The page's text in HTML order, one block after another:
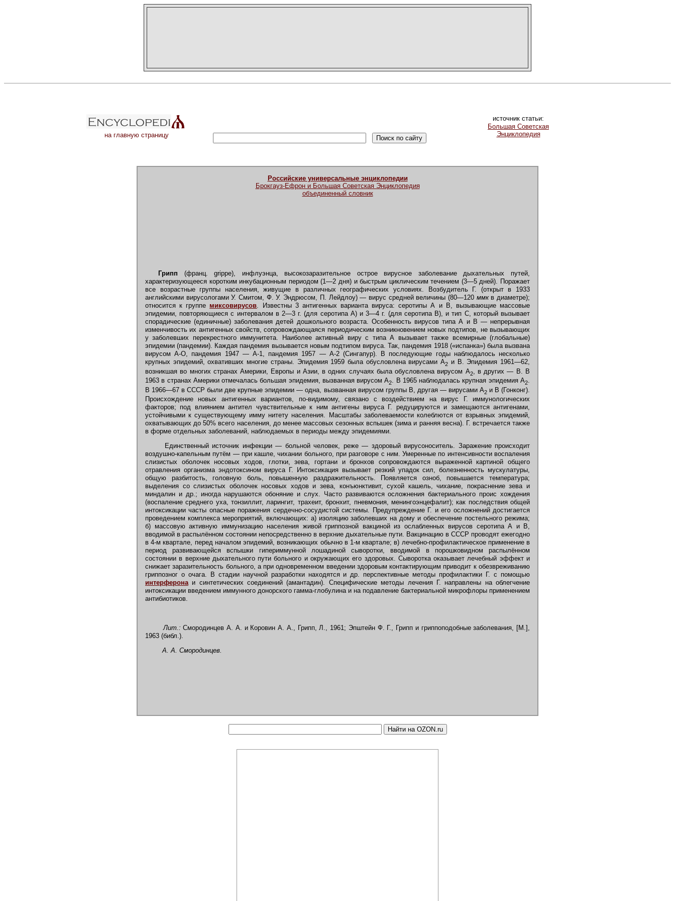
на главную страницу
источник статьи:
Большая Советская
Энциклопедия
Российские универсальные энциклопедии
Брокгауз-Ефрон и Большая Советская Энциклопедия
объединенный словник
Грипп (франц. grippe), инфлуэнца, высокозаразительное острое вирусное заболевание дыхательных путей,
характеризующееся коротким инкубационным периодом (1—2 дня) и быстрым циклическим течением (3—5 дней). Поражает
все возрастные группы населения, живущие в различных географических условиях. Возбудитель Г. (открыт в 1933
английскими вирусологами У. Смитом, Ф. У. Эндрюсом, П. Лейдлоу) — вирус средней величины (80—120 ммкв диаметре);
относится к группе миксовирусов. Известны 3 антигенных варианта вируса: серотипы А и В, вызывающие массовые
эпидемии, повторяющиеся с интервалом в 2—3 г. (для серотипа А) и 3—4 г. (для серотипа В), и тип С, который вызывает
спорадические (единичные) заболевания детей дошкольного возраста. Особенность вирусов типа А и В — непрерывная
изменчивость их антигенных свойств, сопровождающаяся периодическим возникновением новых подтипов, не вызывающих
у заболевших перекрестного иммунитета. Наиболее активный виру с типа А вызывает также всемирные (глобальные)
эпидемии (пандемии). Каждая пандемия вызывается новым подтипом вируса. Так, пандемия 1918 («испанка») была вызвана
вирусом А-О, пандемия 1947 — А-1, пандемия 1957 — А-2 (Сингапур). В последующие годы наблюдалось несколько
крупных эпидемий, охвативших многие страны. Эпидемия 1959 была обусловлена вирусами A2 и В. Эпидемия 1961—62,
возникшая во многих странах Америки, Европы и Азии, в одних случаях была обусловлена вирусом A2, в других — В. В
1963 в странах Америки отмечалась большая эпидемия, вызванная вирусом A2. В 1965 наблюдалась крупная эпидемия A2.
В 1966—67 в СССР были две крупные эпидемии — одна, вызванная вирусом группы В, другая — вирусами A2и В (Гонконг).
Происхождение новых антигенных вариантов, по-видимому, связано с воздействием на вирус Г. иммунологических
факторов; под влиянием антител чувствительные к ним антигены вируса Г. редуцируются и замещаются антигенами,
устойчивыми к существующему имму нитету населения. Масштабы заболеваемости колеблются от взрывных эпидемий,
охватывающих до 50% всего населения, до менее массовых сезонных вспышек (зима и ранняя весна). Г. встречается также
в форме отдельных заболеваний, наблюдаемых в периоды между эпидемиями.
Единственный источник инфекции — больной человек, реже — здоровый вирусоноситель. Заражение происходит
воздушно-капельным путём — при кашле, чихании больного, при разговоре с ним. Умеренные по интенсивности воспаления
слизистых оболочек носовых ходов, глотки, зева, гортани и бронхов сопровождаются выраженной картиной общего
отравления организма эндотоксином вируса Г. Интоксикация вызывает резкий упадок сил, болезненность мускулатуры,
общую разбитость, головную боль, повышенную раздражительность. Появляется озноб, повышается температура;
выделения со слизистых оболочек носовых ходов и зева, конъюнктивит, сухой кашель, чихание, покраснение зева и
миндалин и др.; иногда нарушаются обоняние и слух. Часто развиваются осложнения бактериального проис хождения
(воспаление среднего уха, тонзиллит, ларингит, трахеит, бронхит, пневмония, менингоэнцефалит); как последствия общей
интоксикации часты опасные поражения сердечно-сосудистой системы. Предупреждение Г. и его осложнений достигается
проведением комплекса мероприятий, включающих: а) изоляцию заболевших на дому и обеспечение постельного режима;
б) массовую активную иммунизацию населения живой гриппозной вакциной из ослабленных вирусов серотипа А и В,
вводимой в распылённом состоянии непосредственно в верхние дыхательные пути. Вакцинацию в СССР проводят ежегодно
в 4-м квартале, перед началом эпидемий, возникающих обычно в 1-м квартале; в) лечебно-профилактическое применение в
период развивающейся вспышки гипериммунной лошадиной сыворотки, вводимой в порошковидном распылённом
состоянии в верхние дыхательного пути больного и окружающих его здоровых. Сыворотка оказывает лечебный эффект и
снижает заразительность больного, а при одновременном введении здоровым контактирующим приводит к обезвреживанию
гриппозног о очага. В стадии научной разработки находятся и др. перспективные методы профилактики Г. с помощью
интерферонаи синтетических соединений (амантадин). Специфические методы лечения Г. направлены на облегчение
интоксикации введением иммунного донорского гамма-глобулина и на подавление бактериальной микрофлоры применением
антибиотиков.
Лит.: Смородинцев А. А. и Коровин А. А., Грипп, Л., 1961; Эпштейн Ф. Г., Грипп и гриппоподобные заболевания, [М.],
1963 (библ.).
А. А. Смородинцев.